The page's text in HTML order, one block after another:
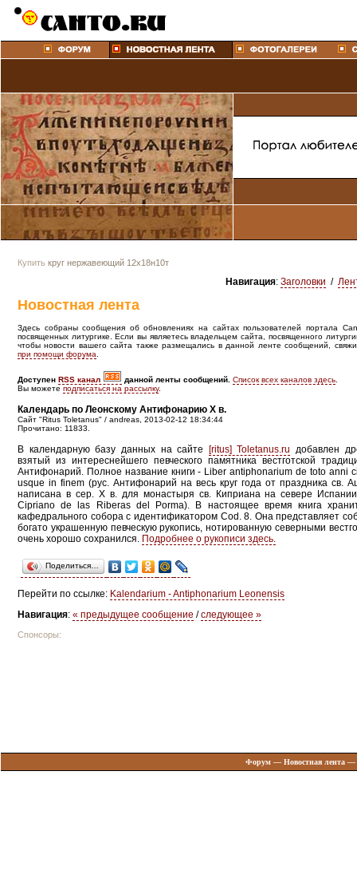
Купить круг нержавеющий 12х18н10т
Навигация: Заголовки /
Новостная лента
Здесь собраны сообщения об обновлениях на сайтах пользователей портала
посвященных литургике. Если вы являетесь владельцем сайта, посвященного
чтобы новости вашего сайта также размещались в данной ленте сообщений,
при помощи форума
Доступен RSS канал данной ленты сообщений. Список всех каналов здесь
Вы можете подписаться на рассылку.
Календарь по Леонскому Антифонарию X в.
Сайт "Ritus Toletanus" / andreas, 2013-02-12 18:34:44
Прочитано: 11833.
В календарную базу данных на сайте [ritus] Toletanus.ru добавлен
взятый из интереснейшего певческого памятника вестготской
Антифонарий. Полное название книги - Liber antiphonarium de toto anni
usque in finem (рус. Антифонарий на весь круг года от праздника св.
написана в сер. X в. для монастыря св. Киприана на севере
Cipriano de las Riberas del Porma). В настоящее время книга
кафедрального собора с идентификатором Cod. 8. Она представляет
богато украшенную певческую рукопись, нотированную северными
очень хорошо сохранился. Подробнее о рукописи здесь.
Поделиться…
Перейти по ссылке: Kalendarium - Antiphonarium Leonensis
Навигация: « предыдущее сообщение /следующее »
Спонсоры:
Форум— Новостная лента—